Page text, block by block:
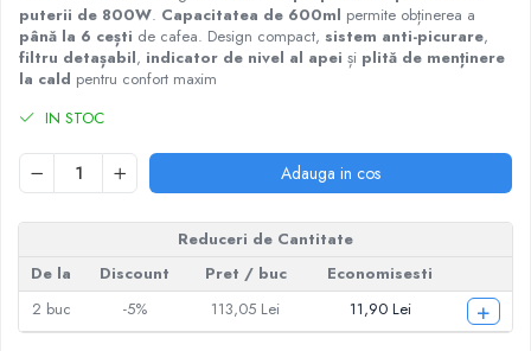
puterii de 800W. Capacitatea de 600ml permite obținerea a
până la 6 cești de cafea. Design compact, sistem anti-picurare,
filtru detașabil, indicator de nivel al apei și plită de menținere
la cald pentru confort maxim
IN STOC
Adauga in cos
Reduceri de Cantitate
De la
Discount Pret / buc
Economisesti
2 buc -5% 113,05 Lei 11,90 Lei +